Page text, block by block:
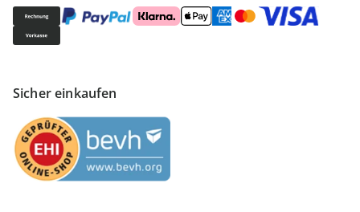
Sicher einkaufen